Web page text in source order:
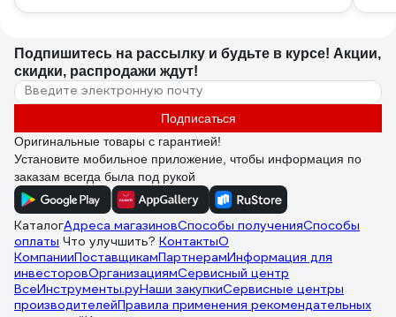
Подпишитесь на рассылку и будьте в курсе! Акции,
скидки, распродажи ждут!
Подписаться
Оригинальные товары с гарантией!
Установите мобильное приложение, чтобы информация по
заказам всегда была под рукой
КаталогАдреса магазиновСпособы полученияСпособы
оплаты Что улучшить? КонтактыО
КомпанииПоставщикамПартнерамИнформация для
инвесторовОрганизациямСервисный центр
ВсеИнструменты.руНаши закупкиСервисные центры
производителейПравила применения рекомендательных